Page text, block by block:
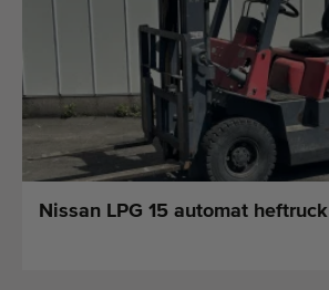
Nissan LPG 15 automat heftruck